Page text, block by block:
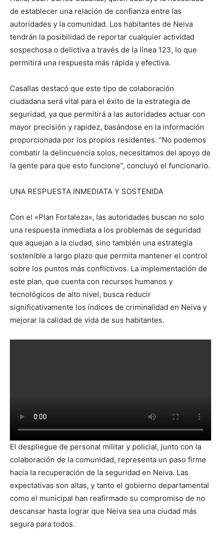
de establecer una relación de confianza entre las
autoridades y la comunidad. Los habitantes de Neiva
tendrán la posibilidad de reportar cualquier actividad
sospechosa o delictiva a través de la línea 123, lo que
permitirá una respuesta más rápida y efectiva.
Casallas destacó que este tipo de colaboración
ciudadana será vital para el éxito de la estrategia de
seguridad, ya que permitirá a las autoridades actuar con
mayor precisión y rapidez, basándose en la información
proporcionada por los propios residentes. “No podemos
combatir la delincuencia solos, necesitamos del apoyo de
la gente para que esto funcione”, concluyó el funcionario.
UNA RESPUESTA INMEDIATA Y SOSTENIDA
Con el «Plan Fortaleza», las autoridades buscan no solo
una respuesta inmediata a los problemas de seguridad
que aquejan a la ciudad, sino también una estrategia
sostenible a largo plazo que permita mantener el control
sobre los puntos más conflictivos. La implementación de
este plan, que cuenta con recursos humanos y
tecnológicos de alto nivel, busca reducir
significativamente los índices de criminalidad en Neiva y
mejorar la calidad de vida de sus habitantes.
El despliegue de personal militar y policial, junto con la
colaboración de la comunidad, representa un paso firme
hacia la recuperación de la seguridad en Neiva. Las
expectativas son altas, y tanto el gobierno departamental
como el municipal han reafirmado su compromiso de no
descansar hasta lograr que Neiva sea una ciudad más
segura para todos.